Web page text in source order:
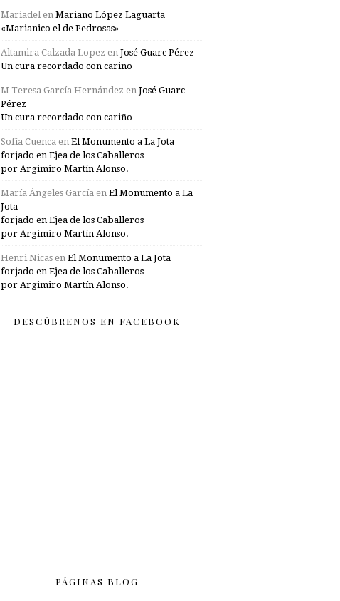
Mariadelen Mariano López Laguarta
«Marianico el de Pedrosas»
Altamira Calzada Lopez en José Guarc Pérez
Un cura recordado con cariño
M Teresa García Hernández en José Guarc
Pérez
Un cura recordado con cariño
Sofía Cuenca en El Monumento a La Jota
forjado en Ejea de los Caballeros
por Argimiro Martín Alonso.
María Ángeles García en El Monumento a La
Jota
forjado en Ejea de los Caballeros
por Argimiro Martín Alonso.
Henri Nicas en El Monumento a La Jota
forjado en Ejea de los Caballeros
por Argimiro Martín Alonso.
DESCÚBRENOS EN FACEBOOK
PÁGINAS BLOG